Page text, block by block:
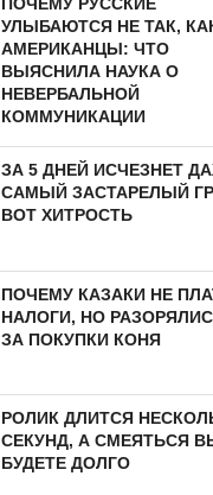
ПОЧЕМУ РУССКИЕ
УЛЫБАЮТСЯ НЕ ТАК,
АМЕРИКАНЦЫ: ЧТО
ВЫЯСНИЛА НАУКА О
НЕВЕРБАЛЬНОЙ
КОММУНИКАЦИИ
ЗА 5 ДНЕЙ ИСЧЕЗНЕТ
САМЫЙ ЗАСТАРЕЛЫЙ
ВОТ ХИТРОСТЬ
ПОЧЕМУ КАЗАКИ НЕ
НАЛОГИ, НО
ЗА ПОКУПКИ КОНЯ
РОЛИК ДЛИТСЯ
СЕКУНД, А СМЕЯТЬСЯ
БУДЕТЕ ДОЛГО